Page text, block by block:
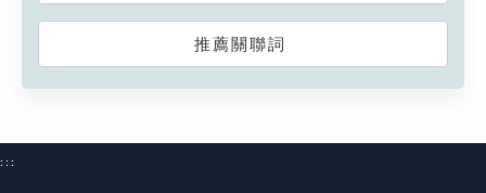
推薦關聯詞
:::